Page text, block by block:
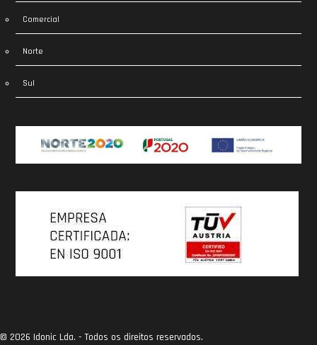
Comercial
Norte
Sul
© 2026 Idonic Lda. - Todos os direitos reservados.